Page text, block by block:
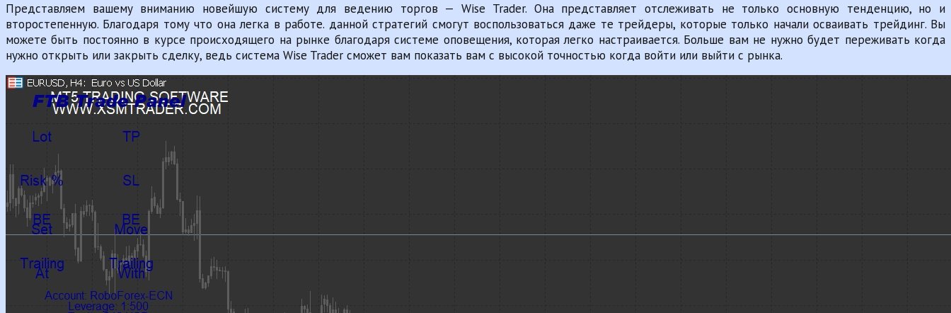
Представляем вашему вниманию новейшую систему для ведению торгов — Wise Trader. Она представляет отслеживать не только основную тенденцию, но и
второстепенную. Благодаря тому что она легка в работе. данной стратегий смогут воспользоваться даже те трейдеры, которые только начали осваивать трейдинг. Вы
можете быть постоянно в курсе происходящего на рынке благодаря системе оповещения, которая легко настраивается. Больше вам не нужно будет переживать когда
нужно открыть или закрыть сделку, ведь система Wise Trader сможет вам показать вам с высокой точностью когда войти или выйти с рынка.